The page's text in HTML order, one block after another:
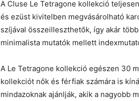
A Cluse Le Tetragone kollekció
és ezüst kivitelben megvásárolható
szíjával összeilleszthetők, így akár
minimalista mutatók mellett
A Le Tetragone kollekció egészen 30
kollekciót nők és férfiak számára is
mindazoknak ajánlják, akik a nagyobb